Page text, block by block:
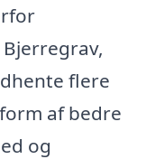
flere
af bedre
og